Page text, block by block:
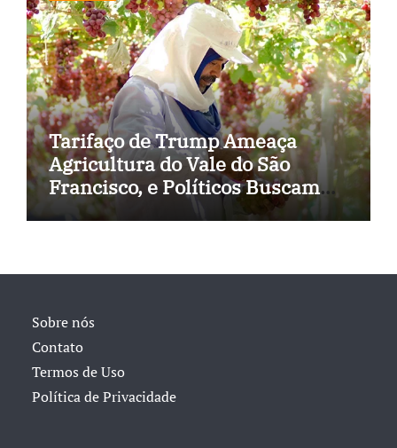
Tarifaço de Trump Ameaça
Agricultura do Vale do São
Francisco, e Políticos Buscam
Soluções
Sobre nós
Contato
Termos de Uso
Política de Privacidade